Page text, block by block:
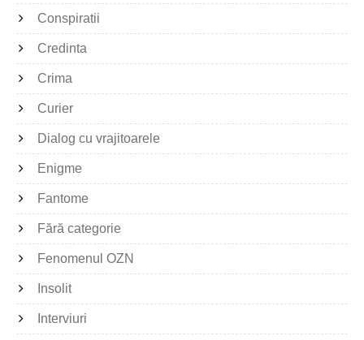
Conspiratii
Credinta
Crima
Curier
Dialog cu vrajitoarele
Enigme
Fantome
Fără categorie
Fenomenul OZN
Insolit
Interviuri